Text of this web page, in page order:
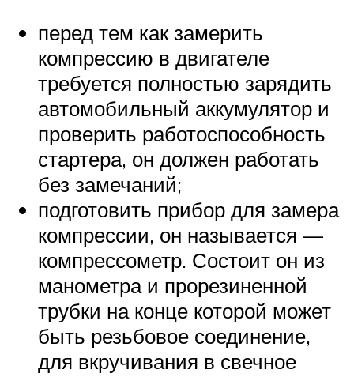
перед тем как замерить
компрессию в двигателе
требуется полностью зарядить
автомобильный аккумулятор и
проверить работоспособность
стартера, он должен работать
без замечаний;
подготовить прибор для замера
компрессии, он называется —
компрессометр. Состоит он из
манометра и прорезиненной
трубки на конце которой может
быть резьбовое соединение,
для вкручивания в свечное